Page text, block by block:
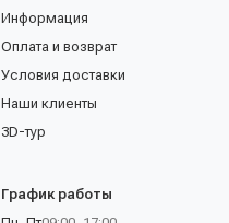
Информация
Оплата и возврат
Условия доставки
Наши клиенты
3D-тур
График работы